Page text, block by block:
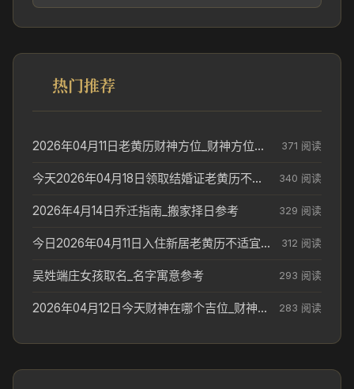
热门推荐
2026年04月11日老黄历财神方位_财神方位与供奉讲究 371 阅读
今天2026年04月18日领取结婚证老黄历不适合吗_领证日期参考 340 阅读
2026年4月14日乔迁指南_搬家择日参考 329 阅读
今日2026年04月11日入住新居老黄历不适宜吗_搬家择日参考 312 阅读
吴姓端庄女孩取名_名字寓意参考 293 阅读
2026年04月12日今天财神在哪个吉位_财神方位参考 283 阅读